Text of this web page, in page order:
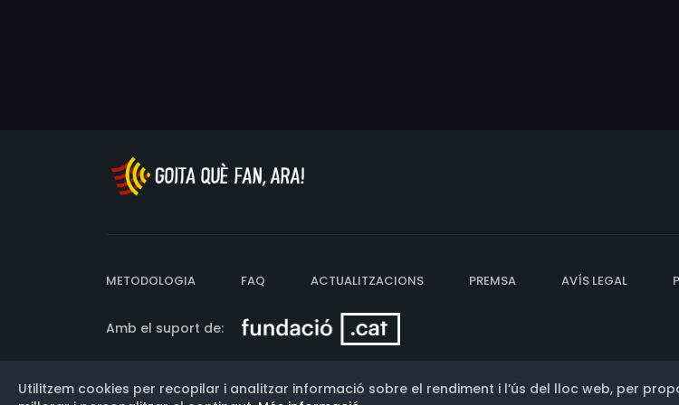
METODOLOGIA FAQ ACTUALITZACIONS PREMSA AVÍS LEGAL
Amb el suport de:
Versió: 3.13.0.202607011342
Utilitzem cookies per recopilar i analitzar informació sobre el rendiment i l’ús del lloc web, per